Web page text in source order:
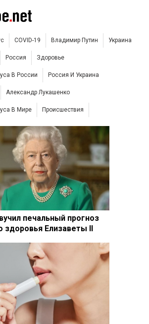
COVID-19 Владимир Путин Украина
Россия Здоровье
В России Россия И Украина
Александр Лукашенко
В Мире Происшествия
печальный прогноз
здоровья Елизаветы II